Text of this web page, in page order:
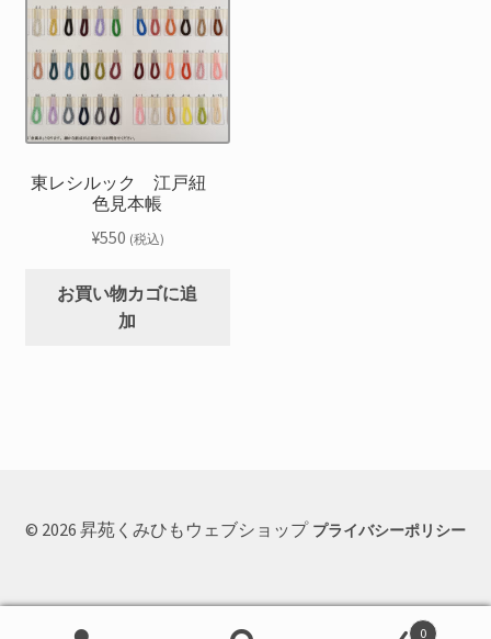
東レシルック 江戸紐
色見本帳
¥550 (税込)
お買い物カゴに追
加
© 2026 昇苑くみひもウェブショップ プライバシーポリシー
0